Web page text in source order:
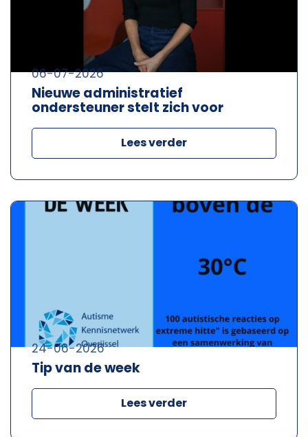
Nieuwe administratief
ondersteuner stelt zich voor
06-07-2026
Lees verder
Tip van de week
24-06-2026
Lees verder